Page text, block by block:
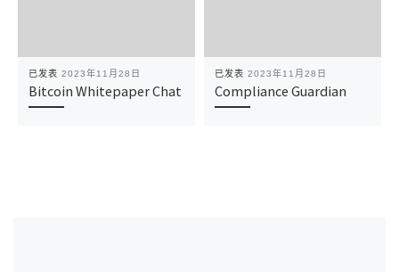
已发表 2023年11月28日
Bitcoin Whitepaper Chat
已发表 2023年11月28日
Compliance Guardian